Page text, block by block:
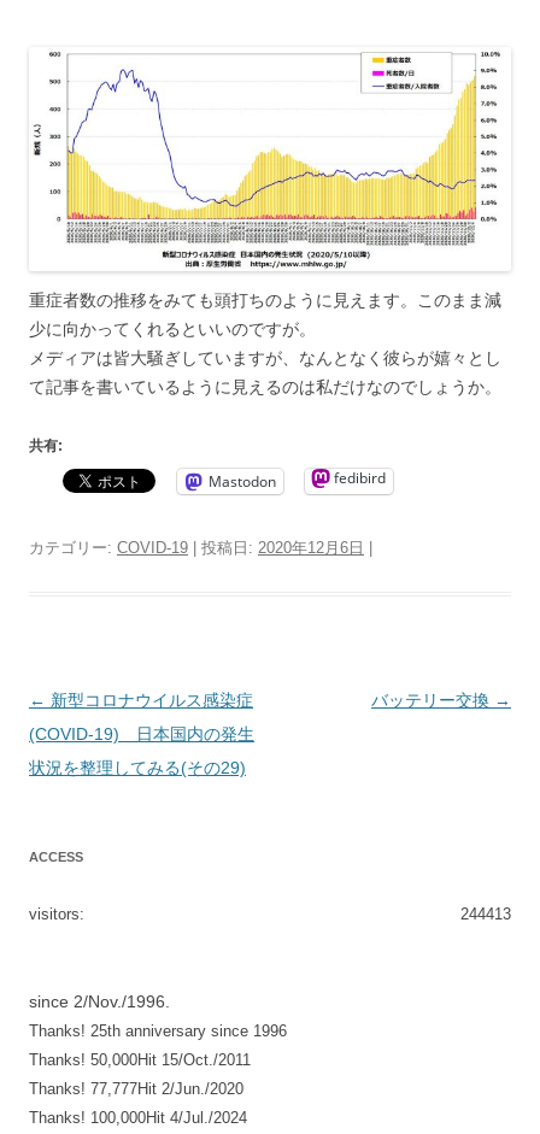
重症者数の推移をみても頭打ちのように見えます。このまま減
少に向かってくれるといいのですが。
メディアは皆大騒ぎしていますが、なんとなく彼らが嬉々とし
て記事を書いているように見えるのは私だけなのでしょうか。
共有:
Mastodon fedibird
カテゴリー: COVID-19 | 投稿日: 2020年12月6日
投
稿
ナ
← 新型コロナウイルス感染症
(COVID-19) 日本国内の発生
状況を整理してみる(その29)
バッテリー交換 →
ACCESS
244413
visitors:
since 2/Nov./1996.
Thanks! 25th anniversary since 1996
Thanks! 50,000Hit 15/Oct./2011
Thanks! 77,777Hit 2/Jun./2020
Thanks! 100,000Hit 4/Jul./2024